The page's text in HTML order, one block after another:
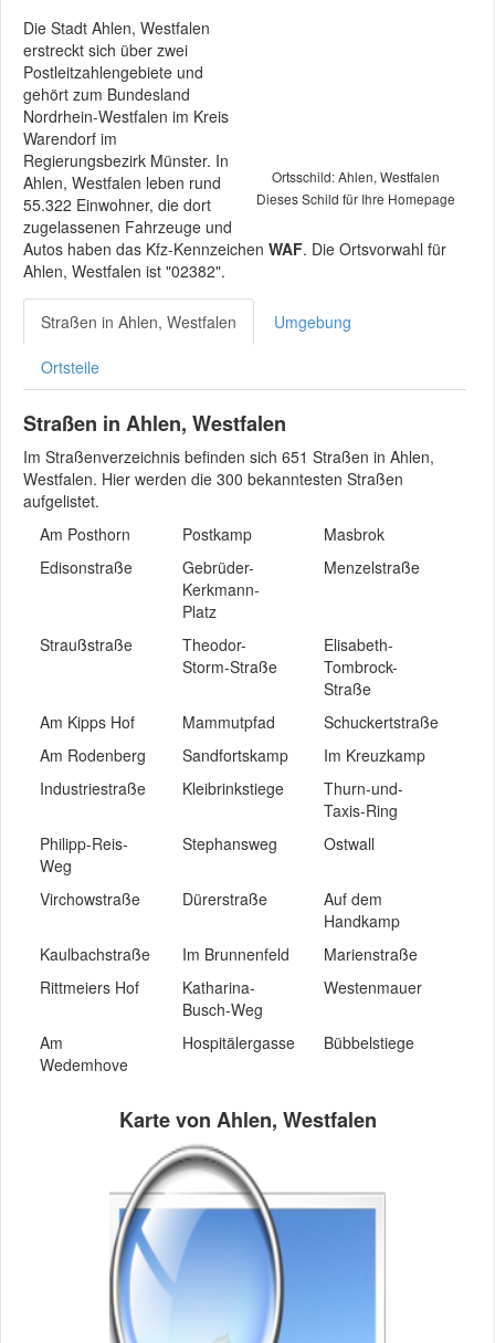
Ortsschild: Ahlen, Westfalen
Dieses Schild für Ihre Homepage
Die Stadt Ahlen, Westfalen
erstreckt sich über zwei
Postleitzahlengebiete und
gehört zum Bundesland
Nordrhein-Westfalen im Kreis
Warendorf im
Regierungsbezirk Münster. In
Ahlen, Westfalen leben rund
55.322 Einwohner, die dort
zugelassenen Fahrzeuge und
Autos haben das Kfz-Kennzeichen WAF. Die Ortsvorwahl für
Ahlen, Westfalen ist "02382".
Straßen in Ahlen, Westfalen Umgebung
Ortsteile
Straßen in Ahlen, Westfalen
Im Straßenverzeichnis befinden sich 651 Straßen in Ahlen,
Westfalen. Hier werden die 300 bekanntesten Straßen
aufgelistet.
Am Posthorn
Postkamp
Masbrok
Edisonstraße
Gebrüder-
Kerkmann-
Platz
Menzelstraße
Straußstraße
Theodor-
Storm-Straße
Elisabeth-
Tombrock-
Straße
Am Kipps Hof
Mammutpfad
Schuckertstraße
Am Rodenberg
Sandfortskamp
Im Kreuzkamp
Industriestraße
Kleibrinkstiege
Thurn-und-
Taxis-Ring
Philipp-Reis-
Weg
Stephansweg Ostwall
Virchowstraße Dürerstraße
Auf dem
Handkamp
Kaulbachstraße
Im Brunnenfeld
Marienstraße
Rittmeiers Hof
Katharina-
Busch-Weg
Westenmauer
Am
Wedemhove
Hospitälergasse Bübbelstiege
Straße
Straße
Mendelssohnweg Ostenmauer
Rosenstraße
Spilbrinkstraße
Jahnstraße
Kirchstraße
Bummelke
Schubertstraße
Haydnstraße
Rombergweg
Karte von Ahlen, Westfalen